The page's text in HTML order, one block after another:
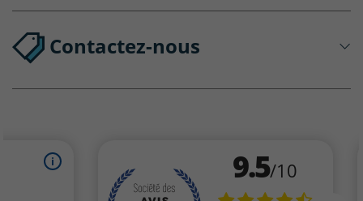
Contactez-nous